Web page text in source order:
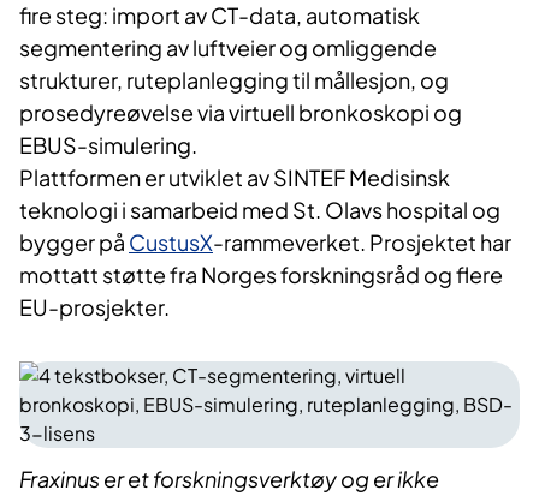
fire steg: import av CT-data, automatisk
segmentering av luftveier og omliggende
strukturer, ruteplanlegging til mållesjon, og
prosedyreøvelse via virtuell bronkoskopi og
EBUS-simulering.
Plattformen er utviklet av SINTEF Medisinsk
teknologi i samarbeid med St. Olavs hospital og
bygger på CustusX-rammeverket. Prosjektet har
mottatt støtte fra Norges forskningsråd og flere
EU-prosjekter.
Fraxinus er et forskningsverktøy og er ikke